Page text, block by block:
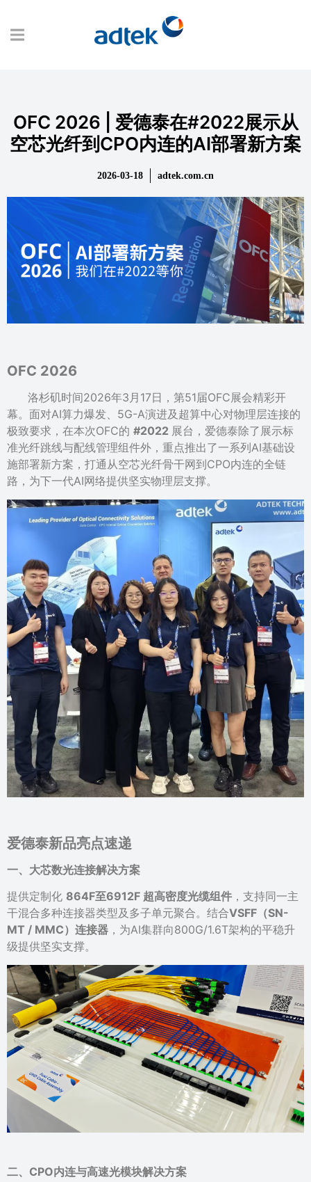
OFC 2026 | 爱德泰在#2022展示从
空芯光纤到CPO内连的AI部署新方案
2026-03-18 adtek.com.cn
OFC 2026
洛杉矶时间2026年3月17日，第51届OFC展会精彩开
幕。面对AI算力爆发、5G-A演进及超算中心对物理层连接的
极致要求，在本次OFC的 #2022 展台，爱德泰除了展示标
准光纤跳线与配线管理组件外，重点推出了一系列AI基础设
施部署新方案，打通从空芯光纤骨干网到CPO内连的全链
路，为下一代AI网络提供坚实物理层支撑。
爱德泰新品亮点速递
一、 大芯数光连接解决方案
提供定制化 864F至6912F 超高密度光缆组件 ，支持同一主
干混合多种连接器类型及多子单元聚合。结合VSFF（SN-
MT / MMC）连接器 ，为AI集群向800G/1.6T架构的平稳升
级提供坚实支撑。
二、 CPO内连与高速光模块解决方案